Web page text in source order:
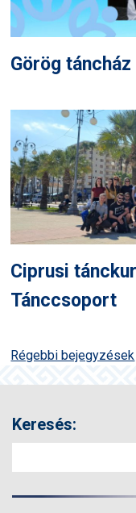
Görög
Ciprusi
Tánccsoport
Bejegyzés
navigáció
Régebbi bejegyzések
Keresés: